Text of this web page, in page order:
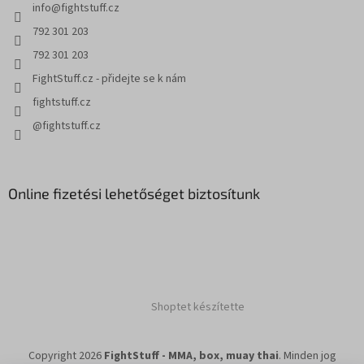
e
info@fightstuff.cz
792 301 203
792 301 203
FightStuff.cz - přidejte se k nám
fightstuff.cz
@fightstuff.cz
Online fizetési lehetőséget biztosítunk
Shoptet készítette
Copyright 2026 FightStuff - MMA, box, muay thai. Minden jog